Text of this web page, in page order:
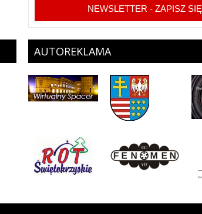
NEWSLETTER - ZAPISZ SIĘ
AUTOREKLAMA